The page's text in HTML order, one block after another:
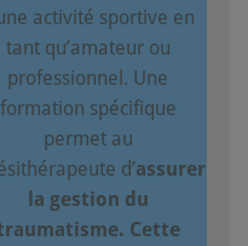
activité sportive en
tant qu’amateur ou
professionnel. Une
formation spécifique
permet au
d’assurer
la gestion du
Cette